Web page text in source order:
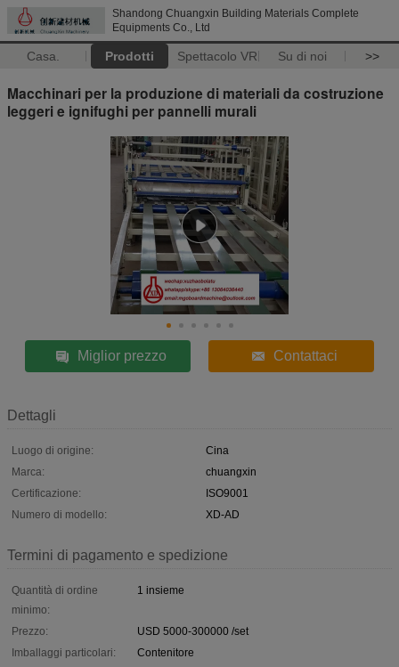
Shandong Chuangxin Building Materials Complete
Equipments Co., Ltd
Casa. Prodotti Spettacolo VR Su di noi >>
Macchinari per la produzione di materiali da costruzione
leggeri e ignifughi per pannelli murali
Miglior prezzo Contattaci
Dettagli
Luogo di origine:
Cina
Marca:
chuangxin
Certificazione:
ISO9001
Numero di modello:
XD-AD
Termini di pagamento e spedizione
Quantità di ordine
minimo:
1 insieme
Prezzo:
USD 5000-300000 /set
Imballaggi particolari:
Contenitore